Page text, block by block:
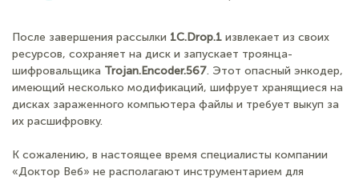
После завершения рассылки 1C.Drop.1 извлекает из своих
ресурсов, сохраняет на диск и запускает троянца-
шифровальщика Trojan.Encoder.567. Этот опасный энкодер,
имеющий несколько модификаций, шифрует хранящиеся на
дисках зараженного компьютера файлы и требует выкуп за
их расшифровку.
К сожалению, в настоящее время специалисты компании
«Доктор Веб» не располагают инструментарием для